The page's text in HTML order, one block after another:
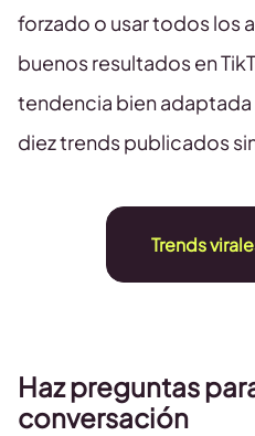
forzado o usar todos los
buenos resultados en
tendencia bien adaptada
diez trends publicados
Trends
Haz preguntas
conversación